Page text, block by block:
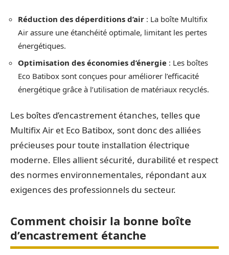
Réduction des déperditions d’air : La boîte Multifix
Air assure une étanchéité optimale, limitant les pertes
énergétiques.
Optimisation des économies d’énergie : Les boîtes
Eco Batibox sont conçues pour améliorer l’efficacité
énergétique grâce à l’utilisation de matériaux recyclés.
Les boîtes d’encastrement étanches, telles que
Multifix Air et Eco Batibox, sont donc des alliées
précieuses pour toute installation électrique
moderne. Elles allient sécurité, durabilité et respect
des normes environnementales, répondant aux
exigences des professionnels du secteur.
Comment choisir la bonne boîte
d’encastrement étanche